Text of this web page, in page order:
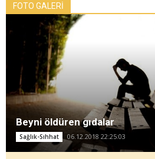
FOTO GALERİ
Beyni öldüren gıdalar
Sağlık-Sıhhat 06.12.2018 22:25:03